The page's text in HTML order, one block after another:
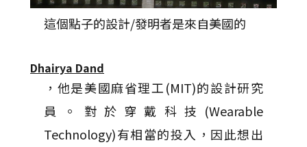
這個點子的設計/發明者是來自美國的
Dhairya Dand
，他是美國麻省理工(MIT)的設計研究
員。對於穿戴科技(Wearable
Technology)有相當的投入，因此想出